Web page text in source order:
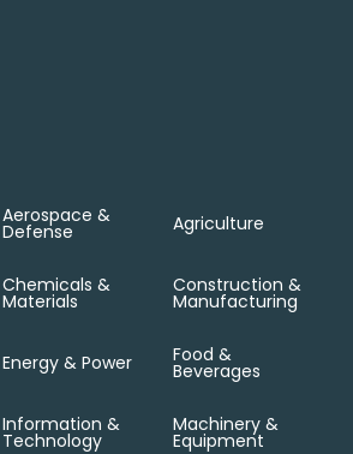
Aerospace &
Defense Agriculture
Chemicals &
Materials
Construction &
Manufacturing
Energy & Power Food &
Beverages
Information &
Technology
Machinery &
Equipment